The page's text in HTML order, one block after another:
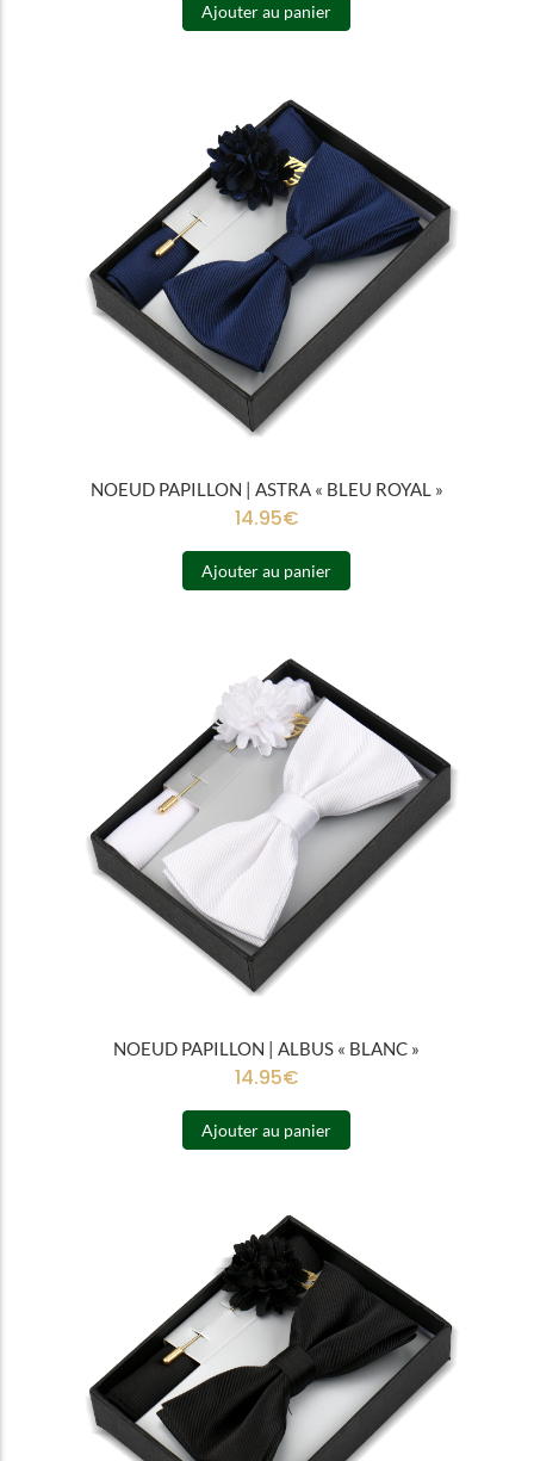
Ajouter au panier
NOEUD PAPILLON | ASTRA « BLEU ROYAL »
14.95€
Ajouter au panier
NOEUD PAPILLON | ALBUS « BLANC »
14.95€
Ajouter au panier